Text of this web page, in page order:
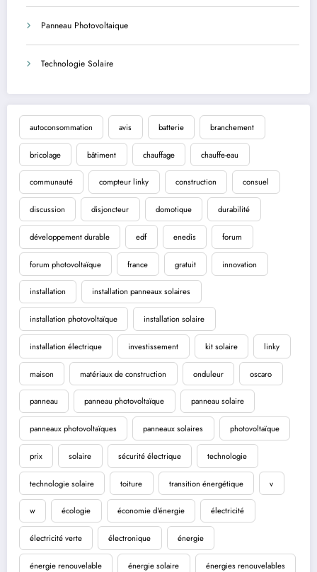
Panneau Photovoltaique
Technologie Solaire
autoconsommation avis batterie branchement
bricolage bâtiment chauffage chauffe-eau
communauté compteur linky construction consuel
discussion disjoncteur domotique durabilité
développement durable edf enedis forum
forum photovoltaïque france gratuit innovation
installation installation panneaux solaires
installation photovoltaïque installation solaire
installation électrique investissement kit solaire linky
maison matériaux de construction onduleur oscaro
panneau panneau photovoltaïque panneau solaire
panneaux photovoltaïques panneaux solaires photovoltaïque
prix solaire sécurité électrique technologie
technologie solaire toiture transition énergétique v
w écologie économie d'énergie électricité
électricité verte électronique énergie
énergie renouvelable énergie solaire énergies renouvelables